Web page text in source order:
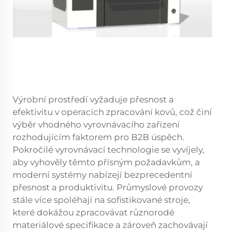
Výrobní prostředí vyžaduje přesnost a
efektivitu v operacích zpracování kovů, což činí
výběr vhodného vyrovnávacího zařízení
rozhodujícím faktorem pro B2B úspěch.
Pokročilé vyrovnávací technologie se vyvíjely,
aby vyhověly těmto přísným požadavkům, a
moderní systémy nabízejí bezprecedentní
přesnost a produktivitu. Průmyslové provozy
stále více spoléhají na sofistikované stroje,
které dokážou zpracovávat různorodé
materiálové specifikace a zároveň zachovávají